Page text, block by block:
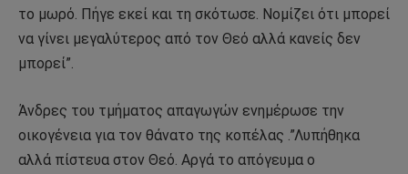
το μωρό. Πήγε εκεί και τη σκότωσε. Νομίζει ότι μπορεί
να γίνει μεγαλύτερος από τον Θεό αλλά κανείς δεν
μπορεί”.
Άνδρες του τμήματος απαγωγών ενημέρωσε την
οικογένεια για τον θάνατο της κοπέλας .”Λυπήθηκα
αλλά πίστευα στον Θεό. Αργά το απόγευμα ο